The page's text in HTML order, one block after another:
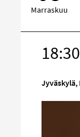
Marraskuu
18:30
Jyväskylä,